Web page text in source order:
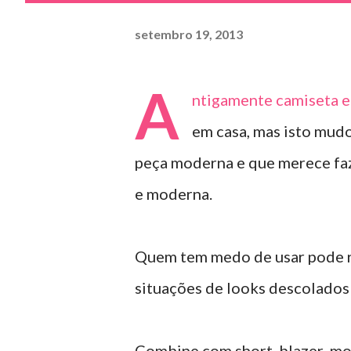
setembro 19, 2013
A
ntigamente camiseta
em casa, mas isto
peça moderna e que merece
e moderna.
Quem tem medo de usar
situações de looks